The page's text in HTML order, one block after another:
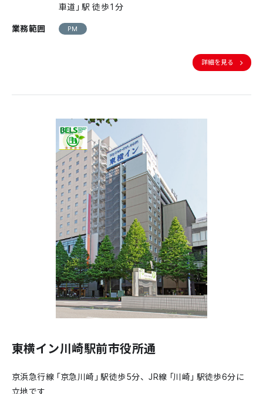
車道」駅 徒歩1分
業務範囲
PM
詳細を見る
東横イン川崎駅前市役所通
京浜急行線「京急川崎」駅徒歩5分、JR線「川崎」駅徒歩6分に
立地です